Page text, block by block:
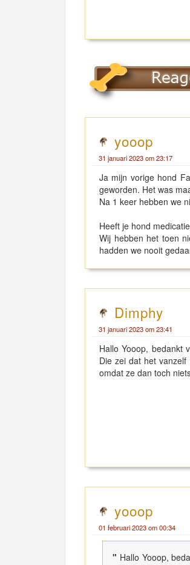
yooop
31 januari 2023 om 23:17
Ja mijn vorige hond
geworden. Het was
Na 1 keer hebben we
Heeft je hond
Wij hebben het toen
hadden we nooit
Dimphy
31 januari 2023 om 23:41
Hallo Yooop, bedankt
Die zei dat het
omdat ze dan toch
yooop
01 februari 2023 om 00:34
" Hallo Yooop,